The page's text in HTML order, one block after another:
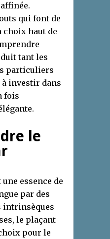
qui font de
choix haut de
tant les
particuliers
investir dans
fois
le
une essence de
par des
intrinsèques
le plaçant
pour le